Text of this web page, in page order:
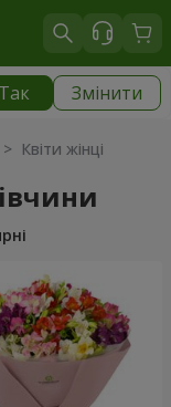
Так Змінити
Квіти жінці